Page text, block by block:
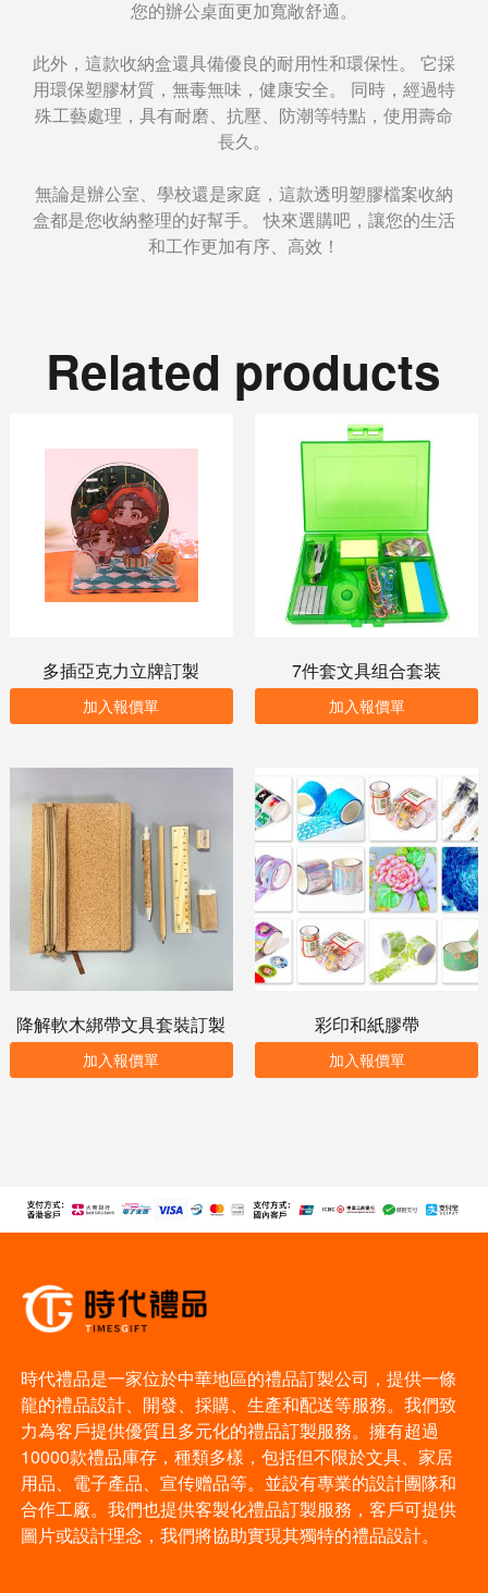
您的辦公桌面更加寬敞舒適。
此外，這款收納盒還具備優良的耐用性和環保性。 它採
用環保塑膠材質，無毒無味，健康安全。 同時，經過特
殊工藝處理，具有耐磨、抗壓、防潮等特點，使用壽命
長久。
無論是辦公室、學校還是家庭，這款透明塑膠檔案收納
盒都是您收納整理的好幫手。 快來選購吧，讓您的生活
和工作更加有序、高效！
Related products
多插亞克力立牌訂製
加入報價單
7件套文具组合套装
加入報價單
降解軟木綁帶文具套裝訂製
加入報價單
彩印和紙膠帶
加入報價單
時代禮品是一家位於中華地區的禮品訂製公司，提供一條
龍的禮品設計、開發、採購、生產和配送等服務。我們致
力為客戶提供優質且多元化的禮品訂製服務。擁有超過
10000款禮品庫存，種類多樣，包括但不限於文具、家居
用品、電子產品、宣传赠品等。並設有專業的設計團隊和
合作工廠。我們也提供客製化禮品訂製服務，客戶可提供
圖片或設計理念，我們將協助實現其獨特的禮品設計。